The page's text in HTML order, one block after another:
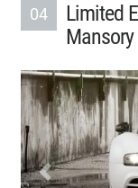
04
Limited
Mansory
Previous